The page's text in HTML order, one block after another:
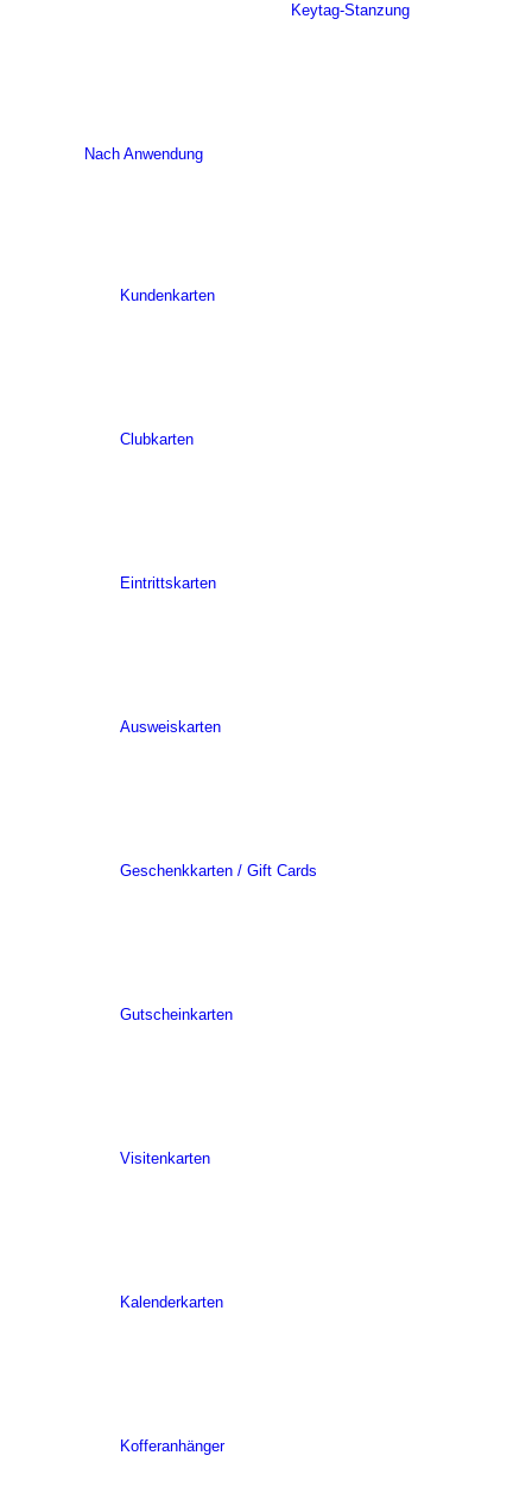
Keytag-Stanzung
Nach Anwendung
Kundenkarten
Clubkarten
Eintrittskarten
Ausweiskarten
Geschenkkarten / Gift Cards
Gutscheinkarten
Visitenkarten
Kalenderkarten
Kofferanhänger